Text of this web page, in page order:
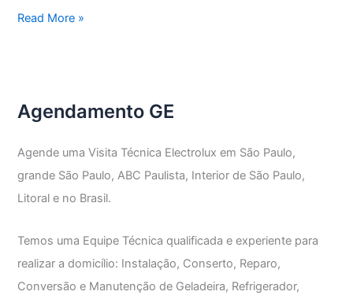
Assistência
Read More »
Agendamento GE
Agende uma Visita Técnica Electrolux em São Paulo,
grande São Paulo, ABC Paulista, Interior de São Paulo,
Litoral e no Brasil.
Temos uma Equipe Técnica qualificada e experiente para
realizar a domicílio: Instalação, Conserto, Reparo,
Conversão e Manutenção de Geladeira, Refrigerador,